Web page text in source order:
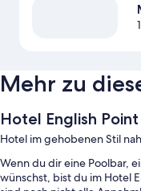
Mehr zu
Hotel English
Hotel im gehobenen Stil
Wenn du dir eine Poolbar,
wünschst, bist du im Hotel